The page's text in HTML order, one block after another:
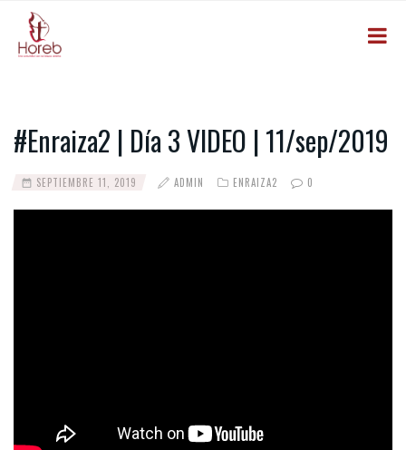
#Enraiza2 | Día 3 VIDEO | 11/sep/2019
SEPTIEMBRE 11, 2019 ADMIN ENRAIZA2 0